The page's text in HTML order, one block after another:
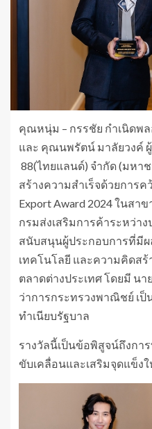
คุณหนุ่ม – กรรชัย กำเนิดพล
และ คุณนพรัตน์ มาลัยวงค์
88(ไทยแลนด์) จำกัด (มหาช
สร้างความสำเร็จด้วยการค
Export Award 2024 ในสา
กรมส่งเสริมการค้าระหว่า
สนับสนุนผู้ประกอบการที่มีผ
เทคโนโลยี และความคิดส
ตลาดต่างประเทศ โดยมี น
ว่าการกระทรวงพาณิชย์ เ
ทำเนียบรัฐบาล
รางวัลนี้เป็นข้อพิสูจน์ถึงกา
ขับเคลื่อนและเสริมจุดแข็งใ